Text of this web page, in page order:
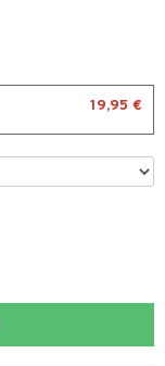
19,95 €